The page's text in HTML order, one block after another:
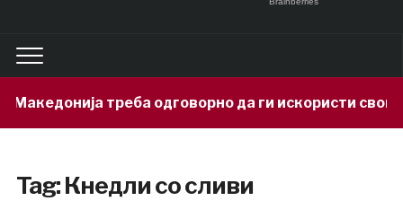
треба одговорно да ги искористи своите
Tag:Кнедли со сливи